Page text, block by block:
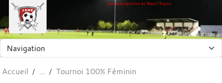
Jeunesse Sportive de Nieuil l'Espoir
Accueil Tournoi 100% Féminin
Panneau de gestion des cookies